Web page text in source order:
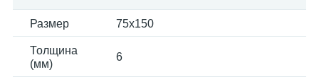
Размер 75x150
Толщина
(мм)
6